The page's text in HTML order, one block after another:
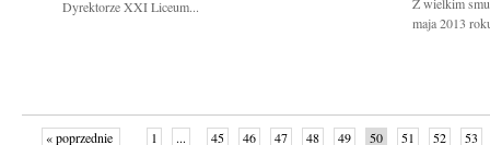
Dyrektorze XXI Liceum...
maja 2013
« poprzednie 1 ... 45 46 47 48 49 50 51 52 53